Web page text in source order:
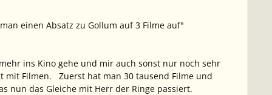
einen Absatz zu Gollum auf 3 Filme auf"
ins Kino gehe und mir auch sonst nur noch sehr
Filmen. Zuerst hat man 30 tausend Filme und
nun das Gleiche mit Herr der Ringe passiert.